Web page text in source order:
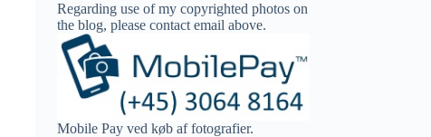
Regarding use of my copyrighted photos on
the blog, please contact email above.
Mobile Pay ved køb af fotografier.